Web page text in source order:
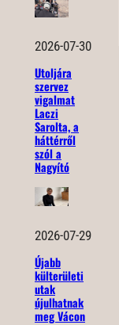
2026-07-30
Utoljára
szervez
vigalmat
Laczi
Sarolta, a
háttérről
szól a
Nagyító
2026-07-29
Újabb
külterületi
utak
újulhatnak
meg Vácon